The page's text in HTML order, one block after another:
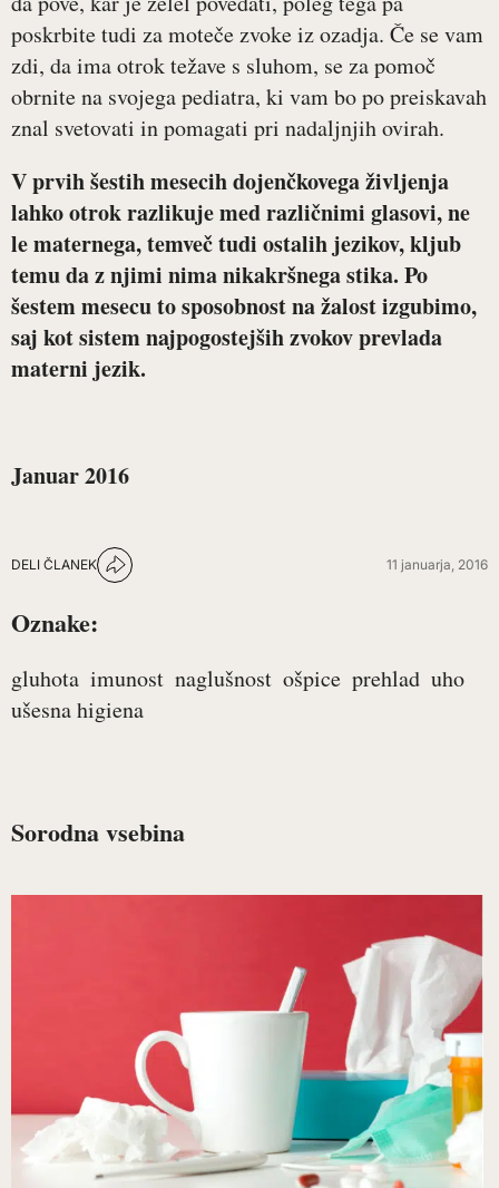
poskrbite tudi za moteče zvoke iz ozadja. Če se vam
zdi, da ima otrok težave s sluhom, se za pomoč
obrnite na svojega pediatra, ki vam bo po preiskavah
znal svetovati in pomagati pri nadaljnjih ovirah.
V prvih šestih mesecih dojenčkovega življenja
lahko otrok razlikuje med različnimi glasovi, ne
le maternega, temveč tudi ostalih jezikov, kljub
temu da z njimi nima nikakršnega stika. Po
šestem mesecu to sposobnost na žalost izgubimo,
saj kot sistem najpogostejših zvokov prevlada
materni jezik.
Januar 2016
DELI ČLANEK 11 januarja, 2016
Oznake:
gluhota imunost naglušnost ošpice prehlad uho
ušesna higiena
Sorodna vsebina